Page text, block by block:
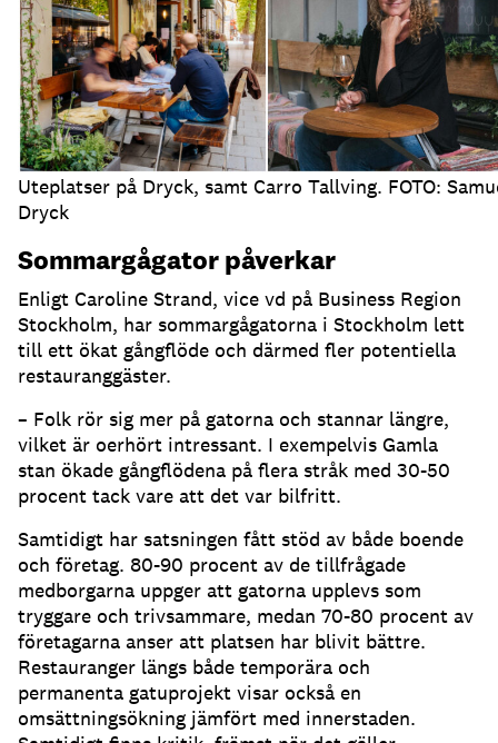
Uteplatser på Dryck, samt Carro Tallving. FOTO:
Dryck
Sommargågator påverkar
Enligt Caroline Strand, vice vd på Business Region
Stockholm, har sommargågatorna i Stockholm lett
till ett ökat gångflöde och därmed fler potentiella
restauranggäster.
– Folk rör sig mer på gatorna och stannar längre,
vilket är oerhört intressant. I exempelvis Gamla
stan ökade gångflödena på flera stråk med 30-50
procent tack vare att det var bilfritt.
Samtidigt har satsningen fått stöd av både boende
och företag. 80-90 procent av de tillfrågade
medborgarna uppger att gatorna upplevs som
tryggare och trivsammare, medan 70-80 procent av
företagarna anser att platsen har blivit bättre.
Restauranger längs både temporära och
permanenta gatuprojekt visar också en
omsättningsökning jämfört med innerstaden.